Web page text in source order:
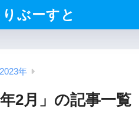
ぶーすと
2023年
年2月」の記事一覧